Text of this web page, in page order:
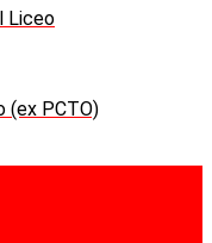
Liceo
(ex PCTO)